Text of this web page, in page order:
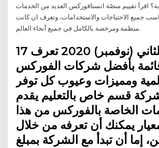
اقرأ تقييم منصّة انستافوركس العديد من الخدمات
جميع الاحتياجات والاستخدامات، وتعرف ان كانت
منظمة ومرخصة بالكامل في جميع أنحاء العالم.
17 تشرين الثاني (نوفمبر) 2020 تعرف
بأفضل شركات الفوركس
ومميزات وعيوب كل توفر
قسم خاص بالتعليم يقدم
الخاصة بالفوركس من هذا
يمكنك أن تعرفه من خلال
إما أن تبدأ مع الشركة بمبلغ